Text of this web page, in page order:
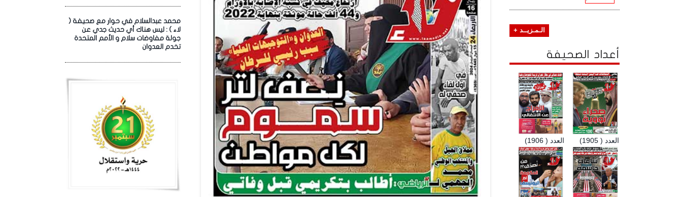
محمد عبدالسلام في حوار مع صحيفة (
لاء ) : ليس هناك أي حديث جدي عن
جولة مفاوضات سلام و الأمم المتحدة
تخدم العدوان
الـمـزيــد +
أعداد الصحيفة
العدد ( 1906) العدد ( 1905)